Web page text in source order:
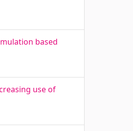
based
use of